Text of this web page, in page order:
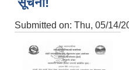
Submitted on: Thu, 05/14/